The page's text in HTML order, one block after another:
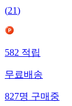
(21)
582적립
무료배송
827명구매중